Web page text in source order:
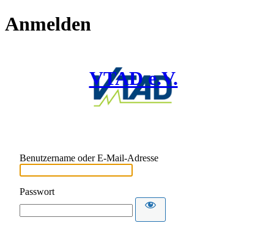
Anmelden
VTAD e.V.
Benutzername oder E-Mail-Adresse
Passwort